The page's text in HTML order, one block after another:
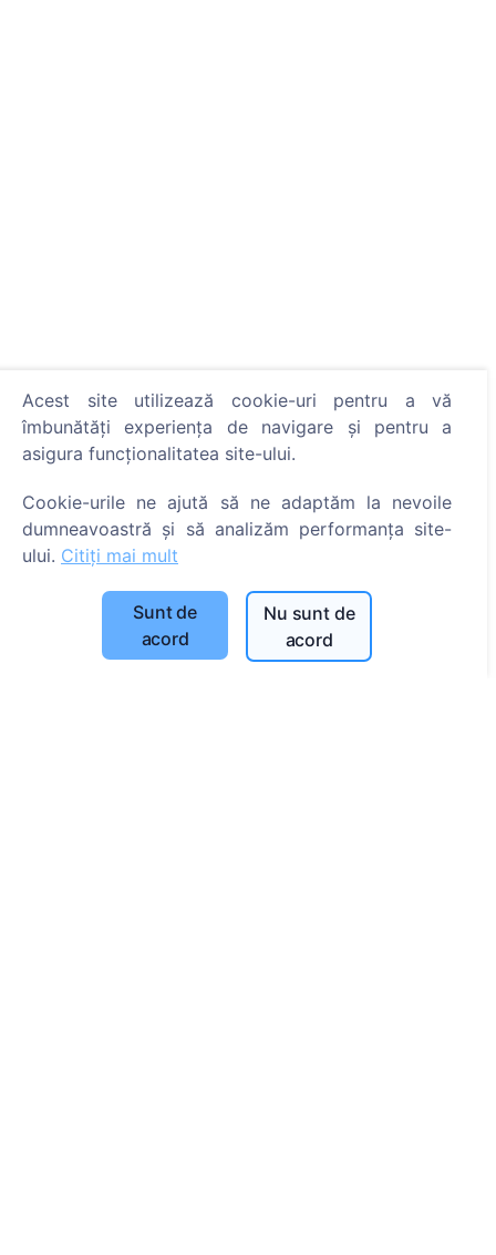
Informații
Despre CEMETY
Întrebări frecvente
Evenimente
Politica de confidențialitate
Politica de plăți
Acest site utilizează cookie-uri pentru a vă
îmbunătăți experiența de navigare și pentru a
asigura funcționalitatea site-ului.
Cookie-urile ne ajută să ne adaptăm la nevoile
dumneavoastră și să analizăm performanța site-
ului. Citiți mai mult
Sunt de
acord
Nu sunt de
acord